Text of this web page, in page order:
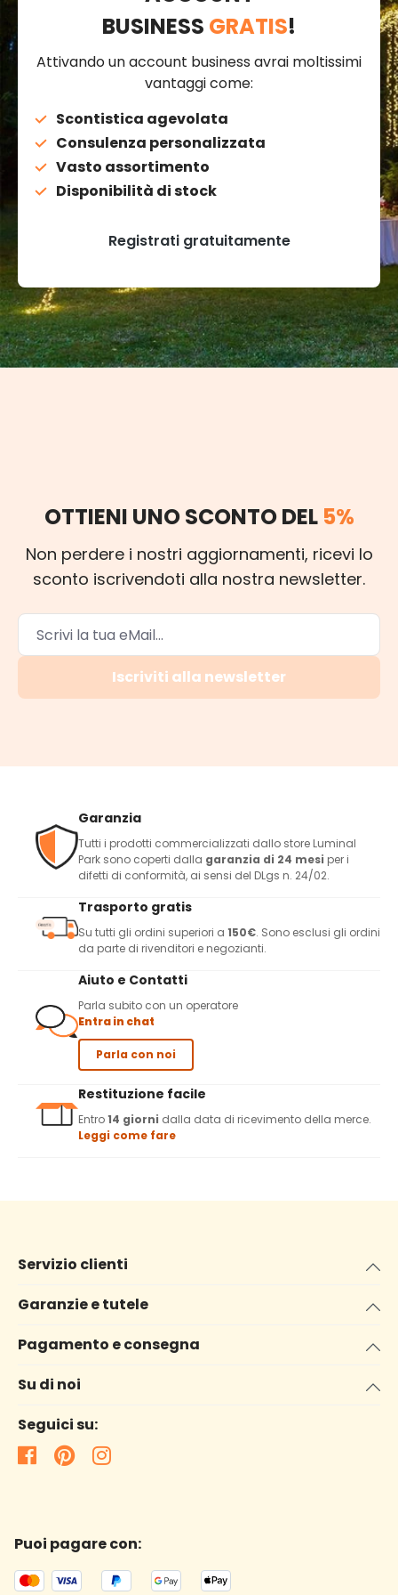
BUSINESS GRATIS!
Attivando un account business avrai moltissimi
vantaggi come:
Scontistica agevolata
Consulenza personalizzata
Vasto assortimento
Disponibilità di stock
Registrati gratuitamente
OTTIENI UNO SCONTO DEL 5%
Non perdere i nostri aggiornamenti, ricevi lo
sconto iscrivendoti alla nostra newsletter.
Iscriviti alla newsletter
Garanzia
Tutti i prodotti commercializzati dallo store Luminal
Park sono coperti dalla garanzia di 24 mesi per i
difetti di conformità, ai sensi del DLgs n. 24/02.
Trasporto gratis
Su tutti gli ordini superiori a 150€. Sono esclusi gli ordini
da parte di rivenditori e negozianti.
Aiuto e Contatti
Parla subito con un operatore
Entra in chat
Parla con noi
Restituzione facile
Entro14 giorni dalla data di ricevimento della merce.
Leggi come fare
Servizio clienti
Garanzie e tutele
Pagamento e consegna
Su di noi
Seguici su:
Puoi pagare con: